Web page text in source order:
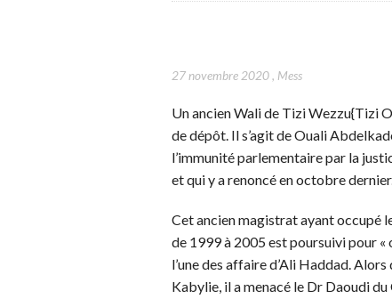
27 novembre 2020, Mess
Un ancien Wali de Tizi Wezzu{Tizi
de dépôt. Il s’agit de Ouali
l’immunité parlementaire par la
et qui y a renoncé en octobre
Cet ancien magistrat ayant occupé
de 1999 à 2005 est poursuivi pour «
l’une des affaire d’Ali Haddad.
Kabylie, il a menacé le Dr Daoudi